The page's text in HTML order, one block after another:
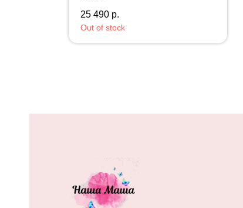
25 490 р.
Out of stock